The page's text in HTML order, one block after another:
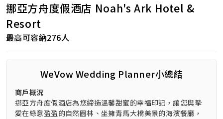
挪亞方舟度假酒店 Noah's Ark Hotel &
Resort
最高可容納276人
WeVow Wedding Planner小總結
商戶概況
挪亞方舟度假酒店為您締造溫馨甜蜜的幸福印記，讓您與摯
愛在綠意盈盈的自然園林、坐擁青馬大橋美景的海濱餐廳，